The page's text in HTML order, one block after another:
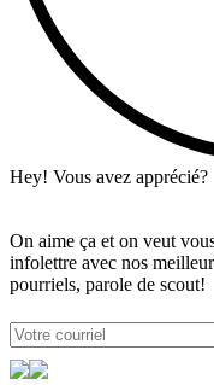
Hey! Vous avez apprécié?
On aime ça et on veut
infolettre avec nos
pourriels, parole de scout!